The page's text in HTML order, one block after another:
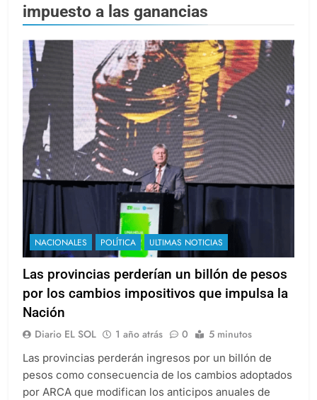
impuesto a las ganancias
NACIONALES POLÍTICA ULTIMAS NOTICIAS
Las provincias perderían un billón de pesos
por los cambios impositivos que impulsa la
Nación
Diario EL SOL 1 año atrás 0 5 minutos
Las provincias perderán ingresos por un billón de
pesos como consecuencia de los cambios adoptados
por ARCA que modifican los anticipos anuales de